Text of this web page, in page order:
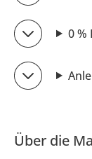
0 %
Über die